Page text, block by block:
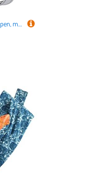
Reflektierender Brustgurt für Welpen, mit Haken aus Legierung, weiches, atmungsaktives Netzgewebe für Spaziergänge/Wandern, Tarnfarbe